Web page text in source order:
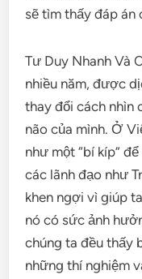
sẽ tìm thấy đáp án
Tư Duy Nhanh Và
nhiều năm, được
thay đổi cách nhìn
não của mình. Ở
như một “bí kíp”
các lãnh đạo như
khen ngợi vì giúp
nó có sức ảnh
chúng ta đều thấy
những thí nghiệm